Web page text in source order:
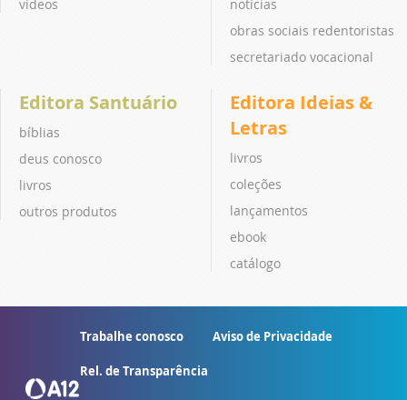
vídeos
notícias
obras sociais redentoristas
secretariado vocacional
Editora Santuário
bíblias
deus conosco
livros
outros produtos
Editora Ideias &
Letras
livros
coleções
lançamentos
ebook
catálogo
Trabalhe conosco Aviso de Privacidade
Rel. de Transparência